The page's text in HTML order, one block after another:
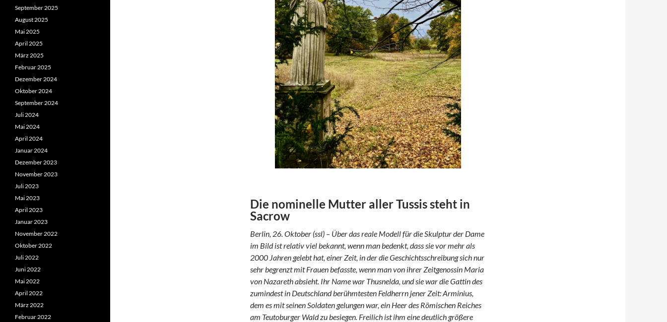
Die nominelle Mutter aller Tussis steht in
Sacrow
Berlin, 26. Oktober (ssl) – Über das reale Modell für die Skulptur der Dame
im Bild ist relativ viel bekannt, wenn man bedenkt, dass sie vor mehr als
2000 Jahren gelebt hat, einer Zeit, in der die Geschichtsschreibung sich nur
sehr begrenzt mit Frauen befasste, wenn man von ihrer Zeitgenossin Maria
von Nazareth absieht. Ihr Name war Thusnelda, und sie war die Gattin des
zumindest in Deutschland berühmtesten Feldherrn jener Zeit: Arminius,
dem es mit seinen Soldaten gelungen war, ein Heer des Römischen Reiches
am Teutoburger Wald zu besiegen. Freilich ist ihm eine deutlich größere
September 2025
August 2025
Mai 2025
April 2025
März 2025
Februar 2025
Dezember 2024
Oktober 2024
September 2024
Juli 2024
Mai 2024
April 2024
Januar 2024
Dezember 2023
November 2023
Juli 2023
Mai 2023
April 2023
Januar 2023
November 2022
Oktober 2022
Juli 2022
Juni 2022
Mai 2022
April 2022
März 2022
Februar 2022